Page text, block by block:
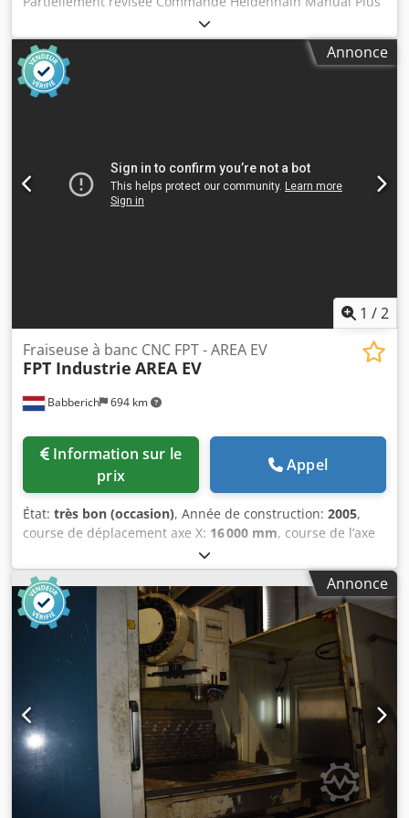
620 Zone de travail : Diamètre de passage sur le banc : 475
mm Diamètre de passage au-dessus du chariot transversal
: 260 mm Course du chariot transversal : 260 mm Distance
entre pointes : 1000 mm Longueur de tournage : 880 mm
Entraînement de la broche principale Puissance
broche : 78 mm Plage de vitesses (V constant) : 1 – 3000
tr/min Chariot transversal Plage d’avance, transversal :
0,001 – 1000 mm/min Plage d’avance, longitudinal et
Annonce
1 /2
Babberich 694 km
Fraiseuse à banc CNC FPT - AREA EV
FPT Industrie AREA EV
prix
Appel
État: très bon (occasion), Année de construction: 2005,
course de déplacement axe X: 16 000 mm, course de l’axe
, course de déplacement axe Z:
Station de réception de tête TUPC tête micro-indexable
CNC Axe A : 360 000 x 0,001 mm Axe C : 360 000 x 0,001
mm SELS rallonge de broche L = 500 mm CTS alimentation
interne en liquide de refroidissement ATC changeur
d’outils à chaîne, 60 positions Guidages hydrostatiques
Plaques à rainures en T en option 5600 x 1875 (2x) + 4000 x
1875 mm Axe X : 16 000 mm Axe Y : 3 500 mm Axe Z : 1 500
mm Puissance broche : 80 kW Cedpoxpfkksfx Af Uoha
Vitesse de rotation de la broche : 4 000 tr/min Interface
porte-outil : SK59 ISO/BT/MK Avance axe X : 25 000
mm/min Avance axe Y : 25 000 mm/min Avance axe Z : 25
000 mm/min Tête de fraisage auto-indexable : 2,5 x 2,5°
Longueur : 24 000 mm Largeur : 6 500 mm Hauteur : 6 500
Annonce